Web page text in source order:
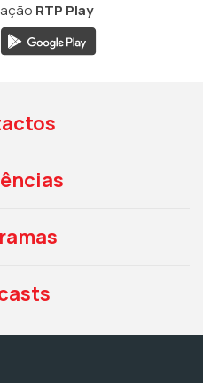
RTP Play